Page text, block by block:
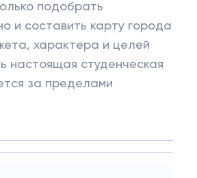
подобрать
и составить карту города
характера и целей
настоящая студенческая
за пределами